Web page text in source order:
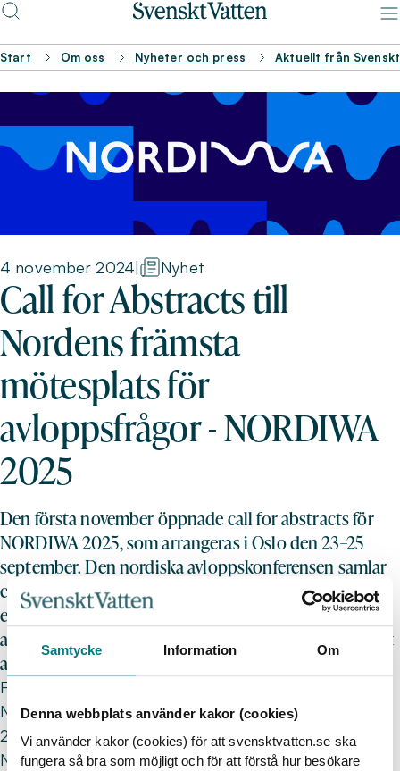
Samtycke Information Om
Denna webbplats använder kakor (cookies)
Vi använder kakor (cookies) för att svensktvatten.se ska
fungera så bra som möjligt och för att förstå hur besökare
Start Om oss Nyheter och press Aktuellt från
4 november 2024| Nyhet
Call for Abstracts till
Nordens främsta
mötesplats för
avloppsfrågor - NORDIWA
2025
Den första november öppnade call for abstracts för
NORDIWA 2025, som arrangeras i Oslo den 23–25
september. Den nordiska avloppskonferensen samlar
experter och aktörer från hela Norden för att utbyta
erfarenheter och gemensamt forma framtiden inom
avlopps- och vattensektorn. Sista dag att lämna in sitt
abstract är 31 januari 2025.
För nittonde gången i ordningen arrangeras
NORDIWA:s avloppskonferens 23–25 september
2025. Värdskapet står vår norska systerorganisation,
Norsk Vann, för. Som ett led i arbetet med att forma